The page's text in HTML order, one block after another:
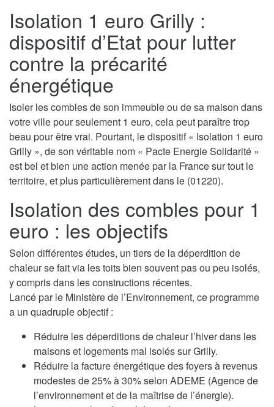
Isolation 1 euro Grilly :
dispositif d’Etat pour lutter
contre la précarité
énergétique
Isoler les combles de son immeuble ou de sa maison dans
votre ville pour seulement 1 euro, cela peut paraître trop
beau pour être vrai. Pourtant, le dispositif « Isolation 1 euro
Grilly », de son véritable nom « Pacte Energie Solidarité »
est bel et bien une action menée par la France sur tout le
territoire, et plus particulièrement dans le (01220).
Isolation des combles pour 1
euro : les objectifs
Selon différentes études, un tiers de la déperdition de
chaleur se fait via les toits bien souvent pas ou peu isolés,
y compris dans les constructions récentes.
Lancé par le Ministère de l’Environnement, ce programme
a un quadruple objectif :
Réduire les déperditions de chaleur l’hiver dans les
maisons et logements mal isolés sur Grilly.
Réduire la facture énergétique des foyers à revenus
modestes de 25% à 30% selon ADEME (Agence de
l’environnement et de la maîtrise de l’énergie).